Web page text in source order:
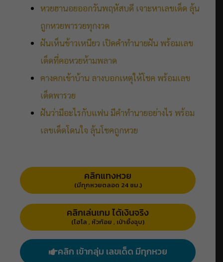
หวยฮานอยออกวันพฤหัสบดี เจาะหาเลขเด็ด ลุ้น
ถูกหวยพารวยทุกงวด
ฝันเห็นข้าวเหนียว เปิดคำทำนายฝัน พร้อมเลข
เด็ดที่คอหวยห้ามพลาด
คางคกเข้าบ้าน ลางบอกเหตุให้โชค พร้อมเลข
เด็ดพารวย
ฝันว่ามีอะไรกับแฟน มีคำทำนายอย่างไร พร้อม
เลขเด็ดโดนใจ ลุ้นโชคถูกหวย
คลิกแทงหวย
(มีทุกหวยตลอด 24 ชม.)
คลิกเล่นเกม ได้เงินจริง
(ไฮโล , หัวก้อย , เป่ายิ้งฉุบ)
คลิก เข้ากลุ่ม เลขเด็ด มีทุกหวย